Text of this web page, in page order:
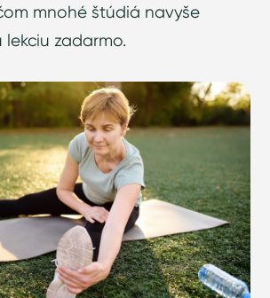
mnohé štúdiá navyše
zadarmo.